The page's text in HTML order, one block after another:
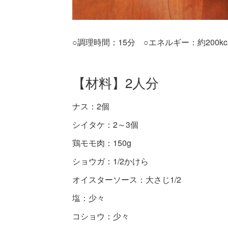
○調理時間：15分 ○エネルギー：約
【材料】2人分
ナス：2個
シイタケ：2～3個
鶏モモ肉：150g
ショウガ：1/2かけら
オイスターソース：大さじ1/2
塩：少々
コショウ：少々